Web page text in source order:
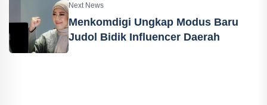
Next News
Menkomdigi Ungkap Modus Baru
Judol Bidik Influencer Daerah